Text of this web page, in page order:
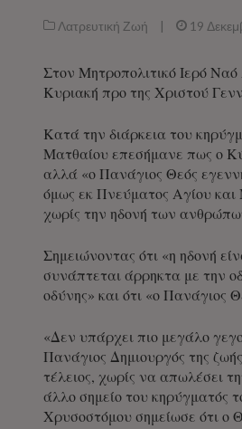
Λατρευτική Ζωή | 19
Στον Μητροπολιτικό Ιερό
Κυριακή προ της Χριστού
Κατά την διάρκεια του
Ματθαίου επεσήμανε πως ο
αλλά «ο Πανάγιος Θεός
όμως εκ Πνεύματος Αγίου
χωρίς την ηδονή των
Σημειώνοντας ότι «η ηδονή
συνάπτεται άρρηκτα με την
οδύνης» και ότι «ο Πανάγιος
«Δεν υπάρχει πιο μεγάλο
Πανάγιος Δημιουργός της
τέλειος, χωρίς να απωλέσει
άλλο σημείο του κηρύγματός
Χρυσοστόμου σημείωσε ότι ο